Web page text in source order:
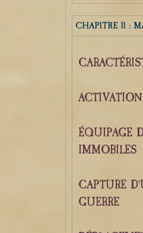
CHAPITRE 11 :
ACTIVATION
ÉQUIPAGE
IMMOBILES
CAPTURE
GUERRE